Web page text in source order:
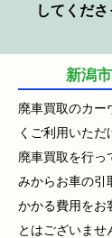
してくださ
新潟
廃車買取のカー
くご利用いた
廃車買取を行っ
みからお車の引
かかる費用をお
とはございませ